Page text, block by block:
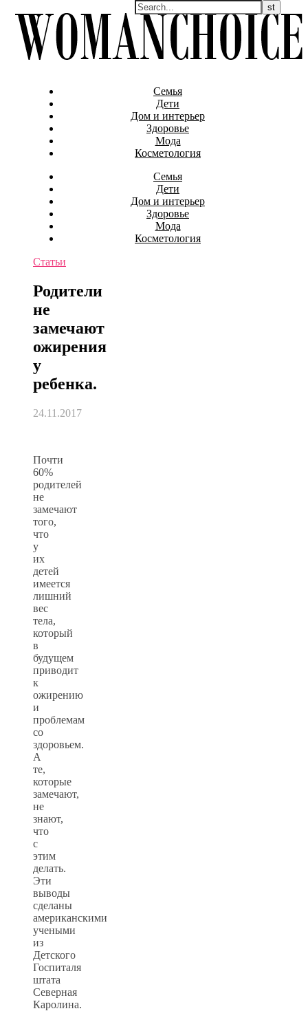
Семья
Дети
Дом и интерьер
Здоровье
Мода
Косметология
Семья
Дети
Дом и интерьер
Здоровье
Мода
Косметология
Статьи
Родители
не
замечают
ожирения
у
ребенка.
24.11.2017
Почти
60%
родителей
не
замечают
того,
что
у
их
детей
имеется
лишний
вес
тела,
который
в
будущем
приводит
к
ожирению
и
проблемам
со
здоровьем.
А
те,
которые
замечают,
не
знают,
что
с
этим
делать.
Эти
выводы
сделаны
американскими
учеными
из
Детского
Госпиталя
штата
Северная
Каролина.